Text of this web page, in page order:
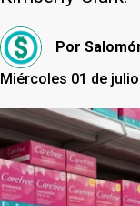
Por
Miércoles 01 de